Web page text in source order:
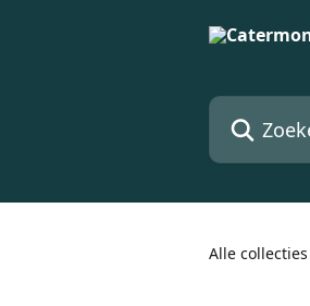
Zoeken
Alle collecties